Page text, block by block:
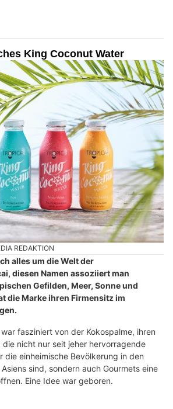
King Coconut Water
REDAKTION
alles um die Welt der
diesen Namen assoziiert man
Gefilden, Meer, Sonne und
die Marke ihren Firmensitz im
fasziniert von der Kokospalme, ihren
die nicht nur seit jeher hervorragende
die einheimische Bevölkerung in den
sind, sondern auch Gourmets eine
Eine Idee war geboren.